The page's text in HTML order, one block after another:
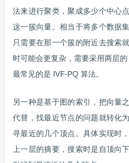
法来进行聚类，聚成多少个中心
这一簇向量。相当于将多个数据
只需要在那一个簇的附近去搜索
时可能会更复杂，需要采用两层
最常见的是 IVF-PQ 算法。
另一种是基于图的索引，把向量
代替，找最近节点的问题就转化
寻最近的几个顶点。具体实现时
上一层的摘要，搜索时是自顶向